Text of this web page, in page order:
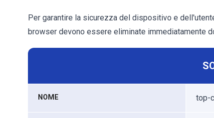
Per garantire la sicurezza del dispositivo e
browser devono essere eliminate immediatamente
NOME top-